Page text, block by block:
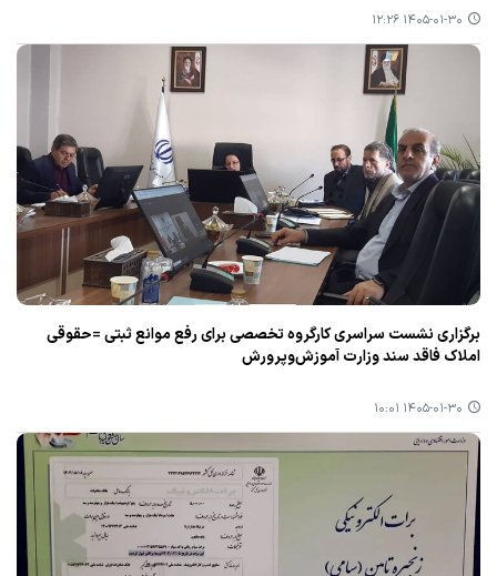
۱۴۰۵-۰۱-۳۰ ۱۲:۲۶
برگزاری نشست سراسری کارگروه تخصصی برای رفع موانع ثبتی =حقوقی
املاک فاقد سند وزارت آموزش‌وپرورش
۱۴۰۵-۰۱-۳۰ ۱۰:۰۱